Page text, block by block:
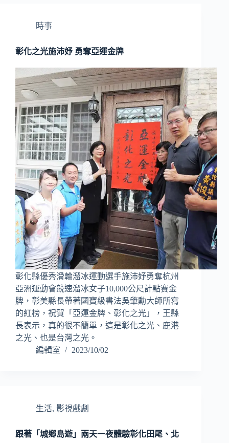
時事
彰化之光施沛妤 勇奪亞運金牌
彰化縣優秀滑輪溜冰運動選手施沛妤勇奪杭州
亞洲運動會競速溜冰女子10,000公尺計點賽金
牌，彰美縣長帶著國寶級書法吳肇勳大師所寫
的紅榜，祝賀「亞運金牌、彰化之光」，王縣
長表示，真的很不簡單，這是彰化之光、鹿港
之光、也是台灣之光。
編輯室
2023/10/02
生活, 影視戲劇
跟著「城鄉島遊」兩天一夜體驗彰化田尾、北